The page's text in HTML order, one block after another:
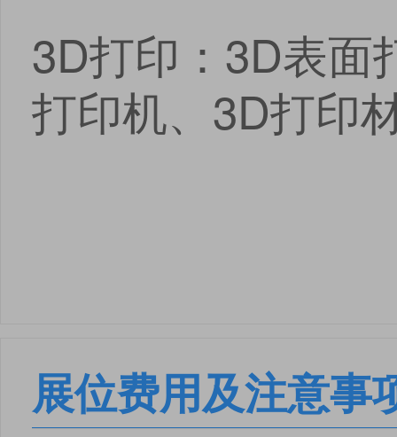
3D打印：3D表面
打印机、3D打印
展位费用及注意事